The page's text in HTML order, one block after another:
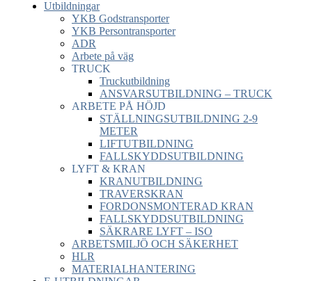
Utbildningar
YKB Godstransporter
YKB Persontransporter
ADR
Arbete på väg
TRUCK
Truckutbildning
ANSVARSUTBILDNING – TRUCK
ARBETE PÅ HÖJD
STÄLLNINGSUTBILDNING 2-9
METER
LIFTUTBILDNING
FALLSKYDDSUTBILDNING
LYFT & KRAN
KRANUTBILDNING
TRAVERSKRAN
FORDONSMONTERAD KRAN
FALLSKYDDSUTBILDNING
SÄKRARE LYFT – ISO
ARBETSMILJÖ OCH SÄKERHET
HLR
MATERIALHANTERING